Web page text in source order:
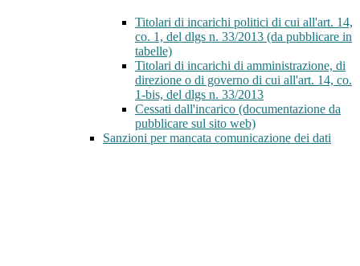
Titolari di incarichi politici di cui all'art. 14,
co. 1, del dlgs n. 33/2013 (da pubblicare in
tabelle)
Titolari di incarichi di amministrazione, di
direzione o di governo di cui all'art. 14, co.
1-bis, del dlgs n. 33/2013
Cessati dall'incarico (documentazione da
pubblicare sul sito web)
Sanzioni per mancata comunicazione dei dati